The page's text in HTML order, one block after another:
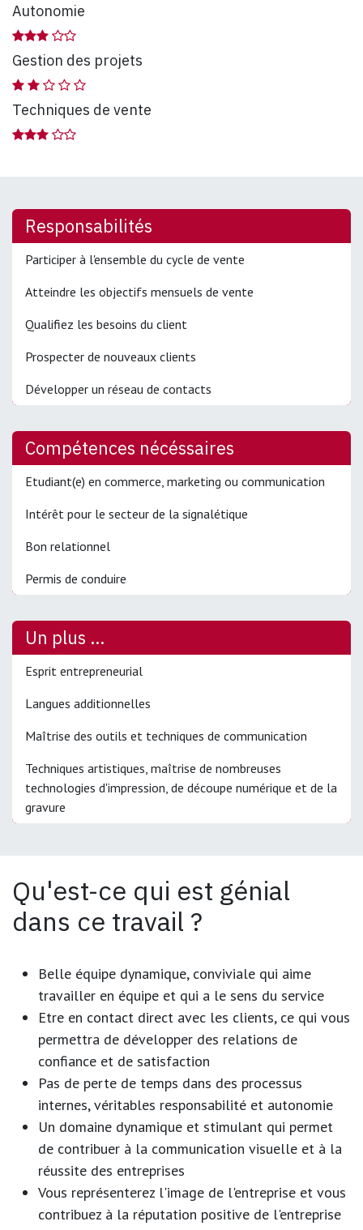
Autonomie
Gestion des projets
Techniques de vente
Responsabilités
Participer à l'ensemble du cycle de vente
Atteindre les objectifs mensuels de vente
Qualifiez les besoins du client
Prospecter de nouveaux clients
Développer un réseau de contacts
Compétences nécéssaires
Etudiant(e) en commerce, marketing ou communication
Intérêt pour le secteur de la signalétique
Bon relationnel
Permis de conduire
Un plus ...
Esprit entrepreneurial
Langues additionnelles
Maîtrise des outils et techniques de communication
Techniques artistiques, maîtrise de nombreuses
technologies d'impression, de découpe numérique et de la
gravure
Qu'est-ce qui est génial
dans ce travail ?
Belle équipe dynamique, conviviale qui aime
travailler en équipe et qui a le sens du service
Etre en contact direct avec les clients, ce qui vous
permettra de développer des relations de
confiance et de satisfaction
Pas de perte de temps dans des processus
internes, véritables responsabilité et autonomie
Un domaine dynamique et stimulant qui permet
de contribuer à la communication visuelle et à la
réussite des entreprises
Vous représenterez l'image de l'entreprise et vous
contribuez à la réputation positive de l'entreprise